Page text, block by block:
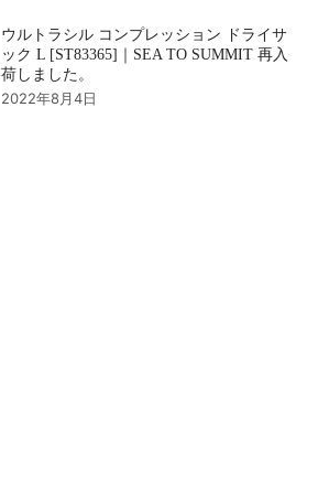
ウルトラシル コンプレッション ドライサ
ック L [ST83365]｜SEA TO SUMMIT 再入
荷しました。
2022年8月4日